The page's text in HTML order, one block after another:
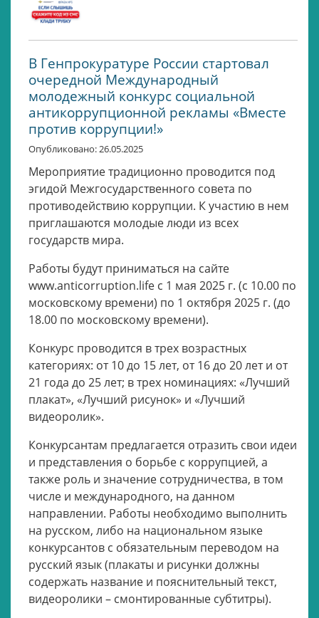
В Генпрокуратуре России стартовал
очередной Международный
молодежный конкурс социальной
антикоррупционной рекламы «Вместе
против коррупции!»
Опубликовано: 26.05.2025
Мероприятие традиционно проводится под
эгидой Межгосударственного совета по
противодействию коррупции. К участию в нем
приглашаются молодые люди из всех
государств мира.
Работы будут приниматься на сайте
www.anticorruption.life с 1 мая 2025 г. (с 10.00 по
московскому времени) по 1 октября 2025 г. (до
18.00 по московскому времени).
Конкурс проводится в трех возрастных
категориях: от 10 до 15 лет, от 16 до 20 лет и от
21 года до 25 лет; в трех номинациях: «Лучший
плакат», «Лучший рисунок» и «Лучший
видеоролик».
Конкурсантам предлагается отразить свои идеи
и представления о борьбе с коррупцией, а
также роль и значение сотрудничества, в том
числе и международного, на данном
направлении. Работы необходимо выполнить
на русском, либо на национальном языке
конкурсантов с обязательным переводом на
русский язык (плакаты и рисунки должны
содержать название и пояснительный текст,
видеоролики – смонтированные субтитры).